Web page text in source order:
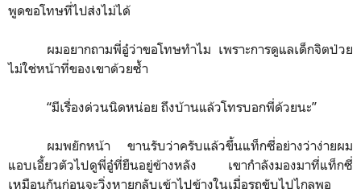
พูดขอโทษที่ไปส่งไม่ได้
ผมอยากถามพี่อู๋ว่าขอโทษทำไม เพราะการดูแลเด็กจิตป่วย
ไม่ใช่หน้าที่ของเขาด้วยซ้ำ
“มีเรื่องด่วนนิดหน่อย ถึงบ้านแล้วโทรบอกพี่ด้วยนะ”
ผมพยักหน้า ขานรับว่าครับแล้วขึ้นแท็กซี่อย่างว่าง่ายผม
แอบเอี้ยวตัวไปดูพี่อู๋ที่ยืนอยู่ข้างหลัง เขากำลังมองมาที่แท็กซี่
เหมือนกันก่อนจะวิ่งหายกลับเข้าไปข้างในเมื่อรถขับไปไกลพอ